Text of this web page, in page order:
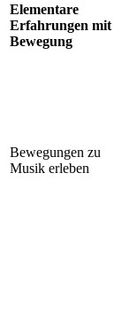
Elementare
Erfahrungen mit
Bewegung
Bewegungen zu
Musik erleben